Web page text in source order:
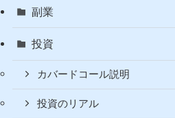
副業
投資
カバードコール説明
投資のリアル